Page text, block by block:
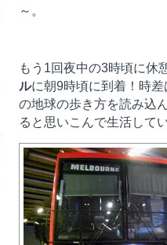
～。
もう1回夜中の3時頃に休
ルに朝9時頃に到着！時
の地球の歩き方を読み込
ると思いこんで生活して